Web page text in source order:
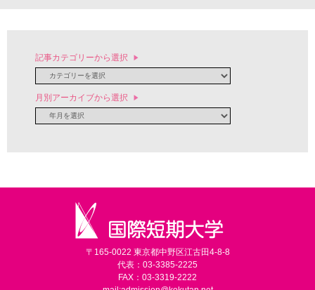
記事カテゴリーから選択
月別アーカイブから選択
〒165-0022 東京都中野区江古田4-8-8
代表：03-3385-2225
FAX：03-3319-2222